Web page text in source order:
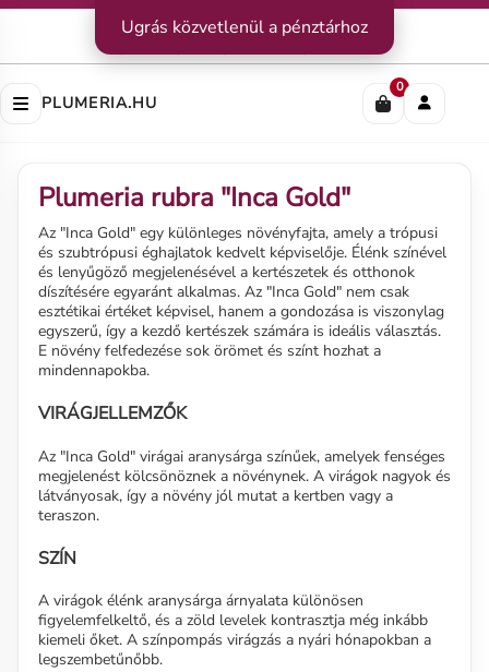
Kapcsolat|Szállítás|Fizetési módok
PLUMERIA.HU
0
Plumeria rubra "Inca Gold"
Az "Inca Gold" egy különleges növényfajta, amely a trópusi
és szubtrópusi éghajlatok kedvelt képviselője. Élénk színével
és lenyűgöző megjelenésével a kertészetek és otthonok
díszítésére egyaránt alkalmas. Az "Inca Gold" nem csak
esztétikai értéket képvisel, hanem a gondozása is viszonylag
egyszerű, így a kezdő kertészek számára is ideális választás.
E növény felfedezése sok örömet és színt hozhat a
mindennapokba.
VIRÁGJELLEMZŐK
Az "Inca Gold" virágai aranysárga színűek, amelyek fenséges
megjelenést kölcsönöznek a növénynek. A virágok nagyok és
látványosak, így a növény jól mutat a kertben vagy a
teraszon.
SZÍN
A virágok élénk aranysárga árnyalata különösen
figyelemfelkeltő, és a zöld levelek kontrasztja még inkább
kiemeli őket. A színpompás virágzás a nyári hónapokban a
legszembetűnőbb.
Ugrás közvetlenül a pénztárhoz